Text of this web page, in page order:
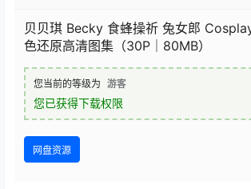
贝贝琪 Becky 食蜂操祈 兔女郎
色还原高清图集（30P｜80MB）
您当前的等级为 游客
您已获得下载权限
网盘资源